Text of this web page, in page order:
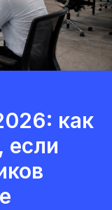
как
если